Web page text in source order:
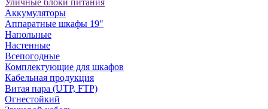
Уличные блоки питания
Аккумуляторы
Аппаратные шкафы 19"
Напольные
Настенные
Всепогодные
Комплектующие для шкафов
Кабельная продукция
Витая пара (UTP, FTP)
Огнестойкий